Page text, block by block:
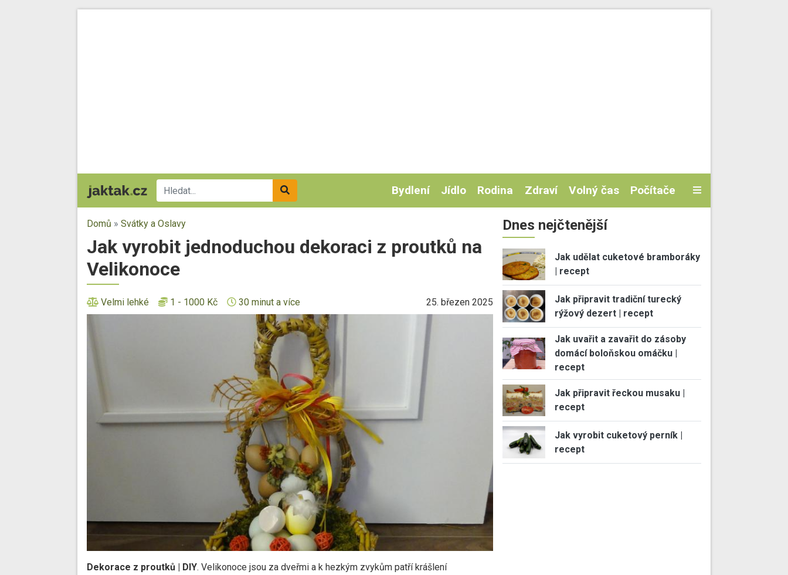
Bydlení Jídlo Rodina Zdraví Volný čas Počítače
Domů » Svátky a Oslavy
Jak vyrobit jednoduchou dekoraci z proutků na
Velikonoce
Velmi lehké 1 - 1000 Kč 30 minut a více 25. březen 2025
Dekorace z proutků | DIY. Velikonoce jsou za dveřmi a k hezkým zvykům patří krášlení
Dnes nejčtenější
Jak udělat cuketové bramboráky
| recept
Jak připravit tradiční turecký
rýžový dezert | recept
Jak uvařit a zavařit do zásoby
domácí boloňskou omáčku |
recept
Jak připravit řeckou musaku |
recept
Jak vyrobit cuketový perník |
recept